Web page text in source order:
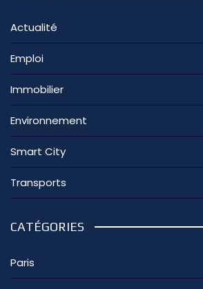
Actualité
Emploi
Immobilier
Environnement
Smart City
Transports
CATÉGORIES
Paris